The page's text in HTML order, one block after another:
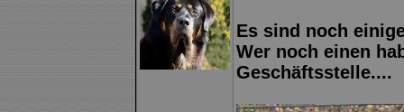
Es sind noch
Wer noch einen
Geschäftsstelle....